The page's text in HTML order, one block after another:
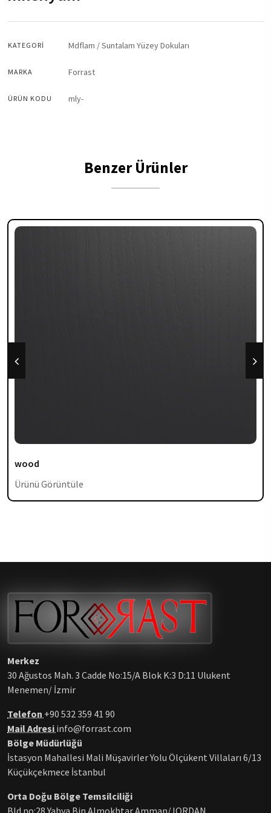
KATEGORI Mdflam / Suntalam Yüzey Dokuları
MARKA Forrast
ÜRÜN KODU mly-
Benzer Ürünler
wood
Ürünü Görüntüle
Merkez
30 Ağustos Mah. 3 Cadde No:15/A Blok K:3 D:11 Ulukent
Menemen/ İzmir
Telefon +90 532 359 41 90
Mail Adresi info@forrast.com
Bölge Müdürlüğü
İstasyon Mahallesi Mali Müşavirler Yolu Ölçükent Villaları 6/13
Küçükçekmece İstanbul
Orta Doğu Bölge Temsilciliği